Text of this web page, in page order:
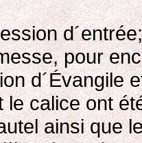
d´entrée;
pour
d´Évangile
le calice ont
ainsi que